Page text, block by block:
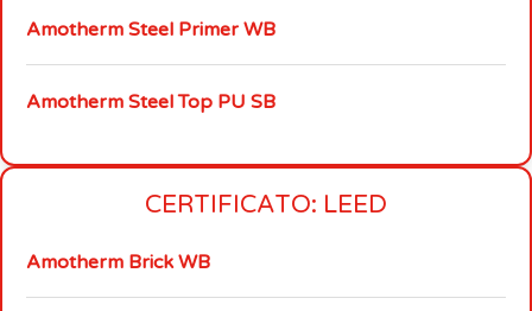
Amotherm Steel Primer WB
Amotherm Steel Top PU SB
CERTIFICATO: LEED
Amotherm Brick WB